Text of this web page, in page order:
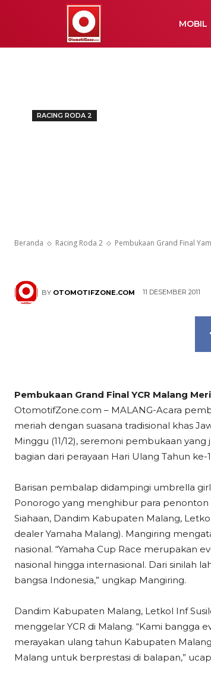
MOBIL
Beranda Racing Roda 2 Pembukaan Grand Final
RACING RODA 2
BY OTOMOTIFZONE.COM 11 DESEMBER 2011
Pembukaan Grand Final YCR Malang
OtomotifZone.com – MALANG-Acara
meriah dengan suasana tradisional khas
Minggu (11/12), seremoni pembukaan
bagian dari perayaan Hari Ulang Tahun ke-
Barisan pembalap didampingi umbrella
Ponorogo yang menghibur para penonton
Siahaan, Dandim Kabupaten Malang,
dealer Yamaha Malang). Mangiring
nasional. “Yamaha Cup Race merupakan
nasional hingga internasional. Dari sinilah
bangsa Indonesia,” ungkap Mangiring.
Dandim Kabupaten Malang, Letkol Inf
menggelar YCR di Malang. “Kami bangga
merayakan ulang tahun Kabupaten
Malang untuk berprestasi di balapan,” ucap